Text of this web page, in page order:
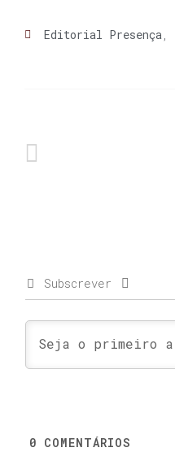
Editorial Presença,
Subscrever
0 COMENTÁRIOS